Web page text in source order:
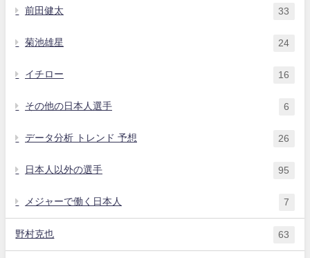
前田健太 33
菊池雄星 24
イチロー 16
その他の日本人選手 6
データ分析 トレンド 予想 26
日本人以外の選手 95
メジャーで働く日本人 7
野村克也 63